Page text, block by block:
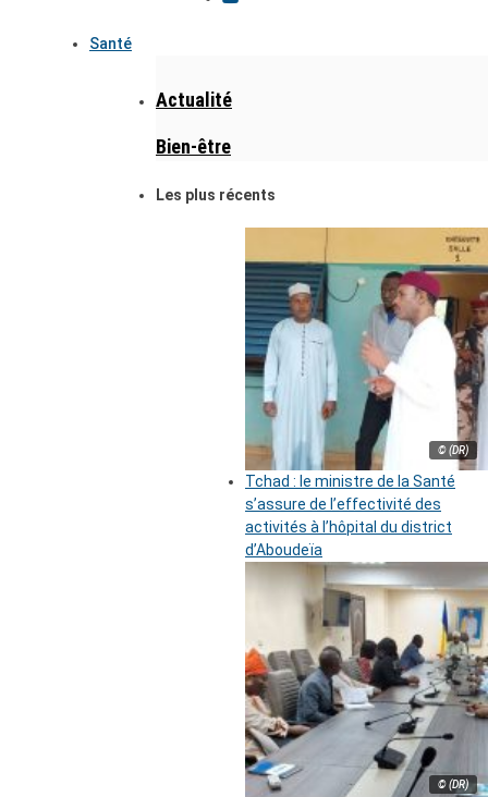
Santé
Actualité
Bien-être
Les plus récents
© (DR)
Tchad : le ministre de la Santé
s’assure de l’effectivité des
activités à l’hôpital du district
d’Aboudeïa
© (DR)